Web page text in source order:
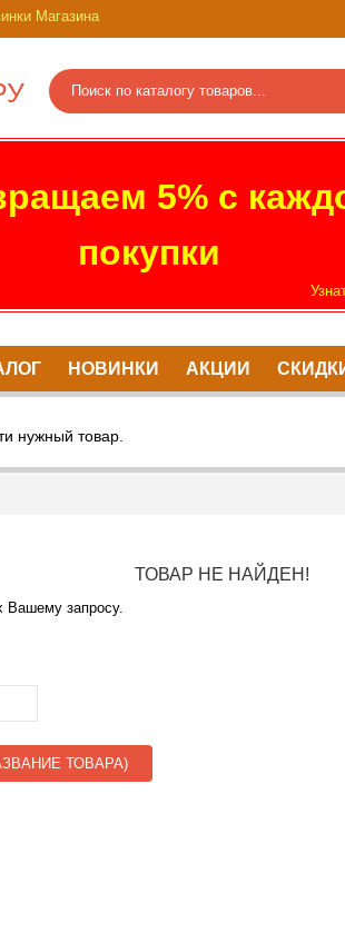
Магазина
5% с
покупки
НОВИНКИ АКЦИИ
нужный товар.
ТОВАР НЕ НАЙДЕН!
Вашему запросу.
ТОВАРА)